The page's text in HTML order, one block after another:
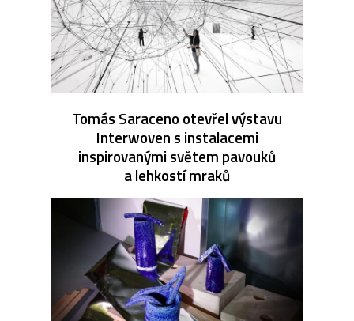
Tomás Saraceno otevřel výstavu
Interwoven s instalacemi
inspirovanými světem pavouků
a lehkostí mraků